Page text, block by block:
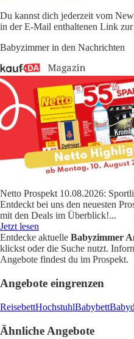
Du kannst dich jederzeit vom
in der E-Mail enthaltenen Link
Babyzimmer in den Nachrichten
Netto Prospekt 10.08.2026:
Entdeckt bei uns den neuesten
mit den Deals im Überblick!...
Jetzt lesen
Entdecke aktuelle Babyzimmer
klickst oder die Suche nutzt.
Angebote findest du im Prospekt.
Angebote eingrenzen
ReisebettHochstuhlBabybett
Ähnliche Angebote